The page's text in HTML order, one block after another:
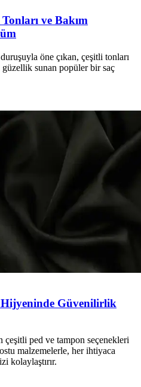
ve Bakım
öne çıkan, çeşitli tonları
sunan popüler bir saç
Hijyeninde Güvenilirlik
ped ve tampon seçenekleri
malzemelerle, her ihtiyaca
kolaylaştırır.